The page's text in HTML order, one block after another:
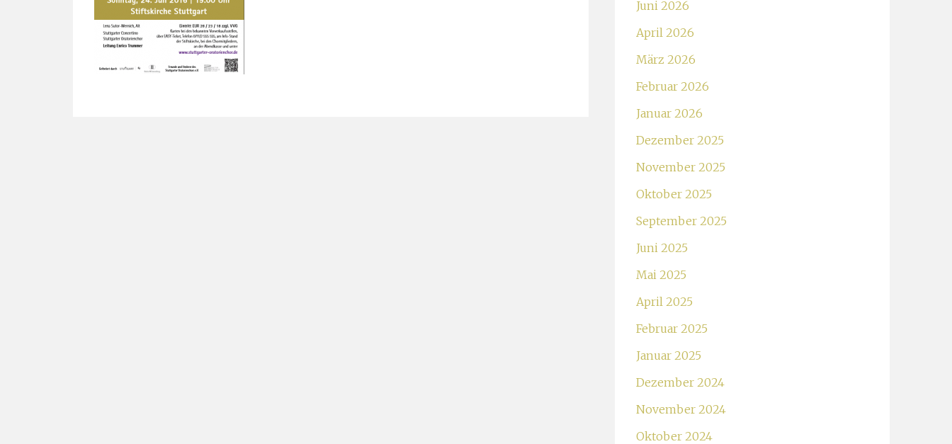
Juni 2026
April 2026
März 2026
Februar 2026
Januar 2026
Dezember 2025
November 2025
Oktober 2025
September 2025
Juni 2025
Mai 2025
April 2025
Februar 2025
Januar 2025
Dezember 2024
November 2024
Oktober 2024